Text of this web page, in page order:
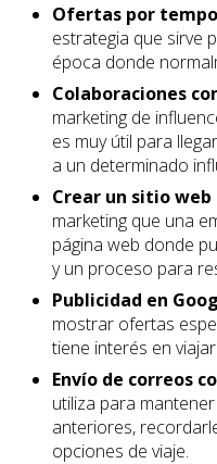
Ofertas por
estrategia que sirve
época donde
Colaboraciones
marketing de
es muy útil para
a un determinado
Crear un sitio
marketing que una
página web donde
y un proceso para
Publicidad en
mostrar ofertas
tiene interés en viajar.
Envío de correos
utiliza para
anteriores,
opciones de viaje.